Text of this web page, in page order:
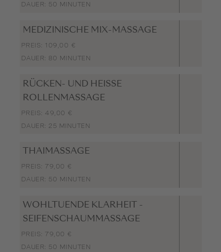
DAUER: 50 MINUTEN
MEDIZINISCHE MIX-MASSAGE
PREIS: 109,00 €
DAUER: 80 MINUTEN
RÜCKEN- UND HEISSE R
OLLENMASSAGE
PREIS: 49,00 €
DAUER: 25 MINUTEN
THAIMASSAGE
PREIS: 79,00 €
DAUER: 50 MINUTEN
WOHLTUENDE KLARHEIT -
SEIFENSCHAUMMASSAGE
PREIS: 79,00 €
DAUER: 50 MINUTEN